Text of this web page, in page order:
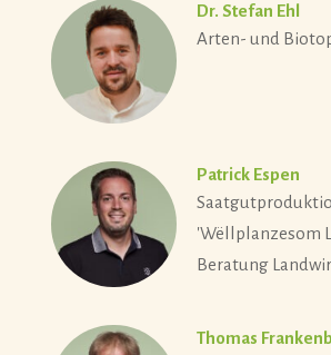
Dr. Stefan Ehl
Arten- und
Patrick Espen
'Wëllplanzesom
Beratung
Thomas